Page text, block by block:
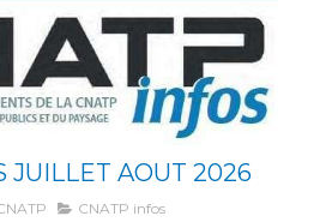
JUILLET AOUT 2026
CNATP infos